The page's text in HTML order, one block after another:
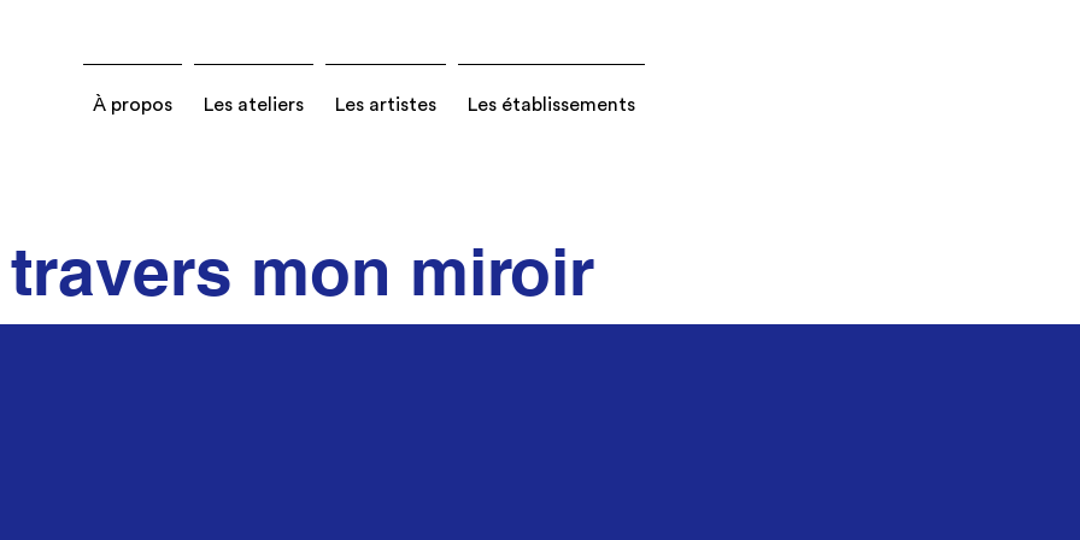
À propos Les ateliers Les artistes Les établissements
mon miroir